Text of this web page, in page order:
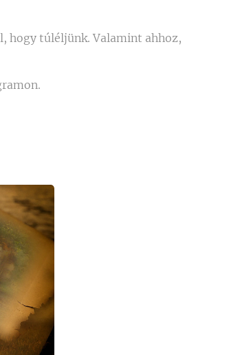
hogy túléljünk. Valamint ahhoz,